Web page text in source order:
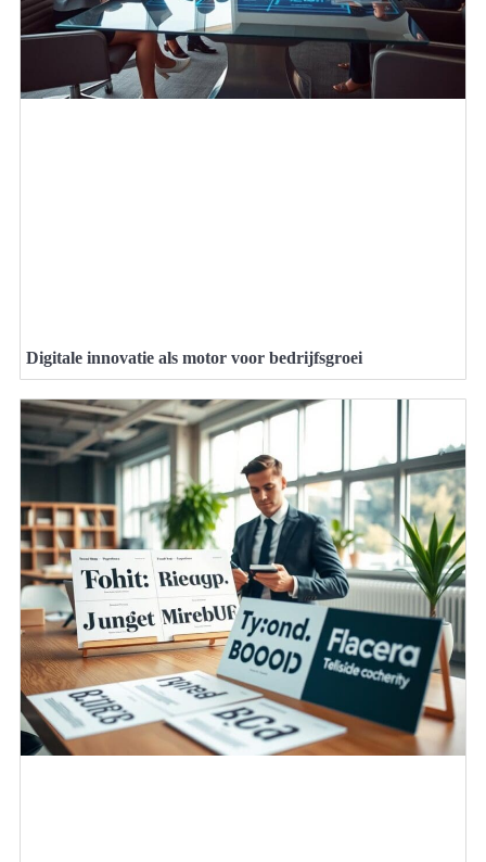
Digitale innovatie als motor voor bedrijfsgroei